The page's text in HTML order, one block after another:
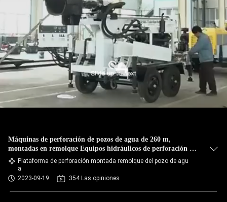
Máquinas de perforación de pozos de agua de 260 m,
montadas en remolque Equipos hidráulicos de perforación de
pozos de agua
Plataforma de perforación montada remolque del pozo de agu
a
2023-09-19
354 Las opiniones